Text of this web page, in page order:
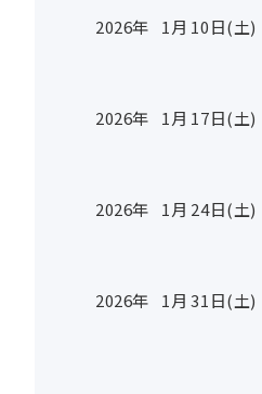
2026年 1月 10日(土)
2026年 1月 17日(土)
2026年 1月 24日(土)
2026年 1月 31日(土)